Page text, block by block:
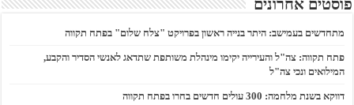
פוסטים אחרונים
מתחדשים בעמישב: היתר בנייה ראשון בפרויקט "צלח שלום" בפתח תקווה
פתח תקווה: צה"ל והעירייה יקימו מינהלת משותפת שתדאג לאנשי הסדיר והקבע,
המילואים ונכי צה"ל
דווקא בשנת מלחמה: 300 עולים חדשים בחרו בפתח תקווה